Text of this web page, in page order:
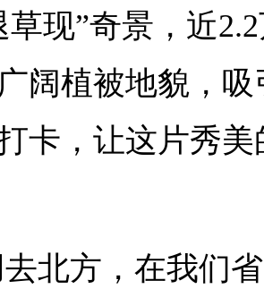
草现”奇景，近
阔植被地貌，
卡，让这片秀
去北方，在我们